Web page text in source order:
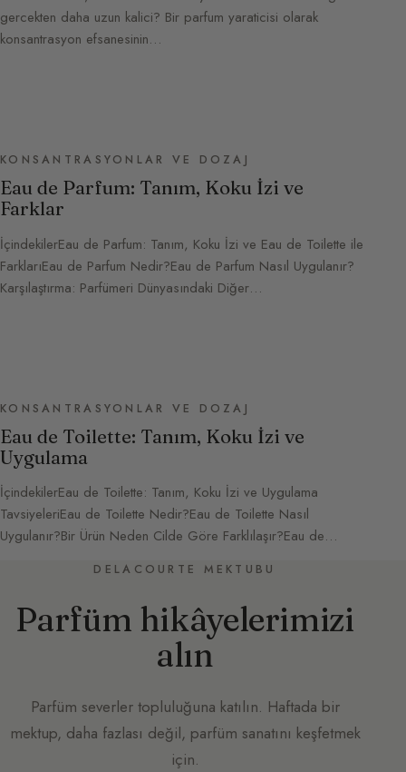
gercekten daha uzun kalici? Bir parfum yaraticisi olarak
konsantrasyon efsanesinin…
KONSANTRASYONLAR VE DOZAJ
Eau de Parfum: Tanım, Koku İzi ve
Farklar
İçindekilerEau de Parfum: Tanım, Koku İzi ve Eau de Toilette ile
FarklarıEau de Parfum Nedir?Eau de Parfum Nasıl Uygulanır?
Karşılaştırma: Parfümeri Dünyasındaki Diğer…
KONSANTRASYONLAR VE DOZAJ
Eau de Toilette: Tanım, Koku İzi ve
Uygulama
İçindekilerEau de Toilette: Tanım, Koku İzi ve Uygulama
TavsiyeleriEau de Toilette Nedir?Eau de Toilette Nasıl
Uygulanır?Bir Ürün Neden Cilde Göre Farklılaşır?Eau de…
DELACOURTE MEKTUBU
Parfüm hikâyelerimizi
alın
Parfüm severler topluluğuna katılın. Haftada bir
mektup, daha fazlası değil, parfüm sanatını keşfetmek
için.